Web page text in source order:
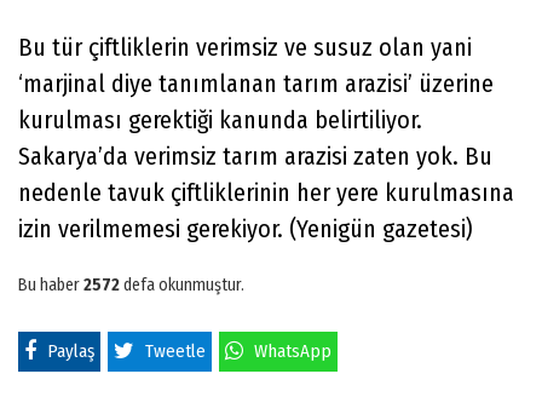
Bu tür çiftliklerin verimsiz ve susuz olan yani
‘marjinal diye tanımlanan tarım arazisi’ üzerine
kurulması gerektiği kanunda belirtiliyor.
Sakarya’da verimsiz tarım arazisi zaten yok. Bu
nedenle tavuk çiftliklerinin her yere kurulmasına
izin verilmemesi gerekiyor. (Yenigün gazetesi)
Bu haber2572defa okunmuştur.
Paylaş Tweetle WhatsApp